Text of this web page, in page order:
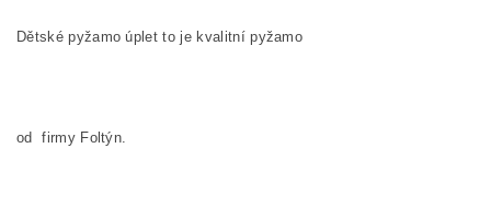
Dětské pyžamo úplet to je kvalitní pyžamo
od firmy Foltýn.